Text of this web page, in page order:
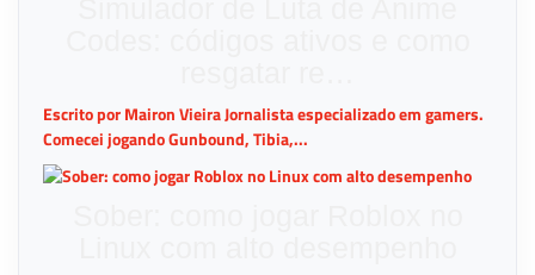
Escrito por Mairon Vieira Jornalista especializado em gamers.
Comecei jogando Gunbound, Tibia,...